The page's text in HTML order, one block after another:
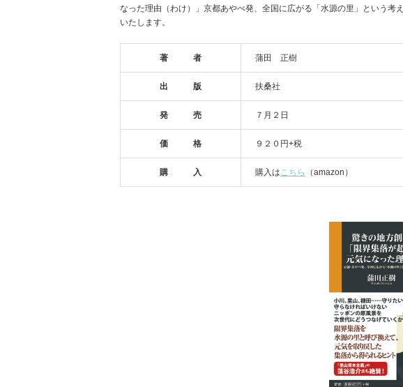
なった理由（わけ）」京都あやべ発、全国に広がる「水源の里」という考
いたします。
著 者 蒲田 正樹
出 版 扶桑社
発 売 ７月２日
価 格 ９２０円+税
購 入 購入はこちら （amazon）